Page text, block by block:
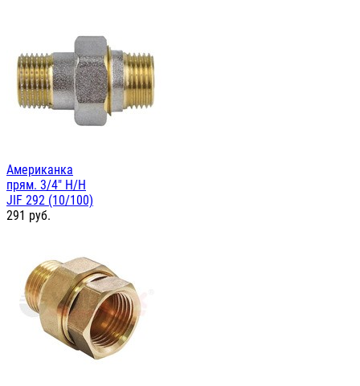
Американка
прям. 3/4" Н/Н
JIF 292 (10/100)
291 руб.